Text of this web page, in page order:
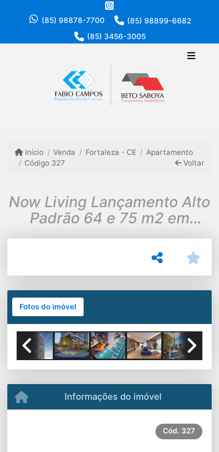
(85) 98878-7700
(85) 98899-6682
(85) 3456-3005
Início Venda Fortaleza - CE
Apartamento
Código 327
Voltar
Now Living Lançamento Alto
Padrão 64 e 75 m2 em
frente ao Shopping Rio Mar
Fotos do imóvel
Informações do imóvel
Cód. 327